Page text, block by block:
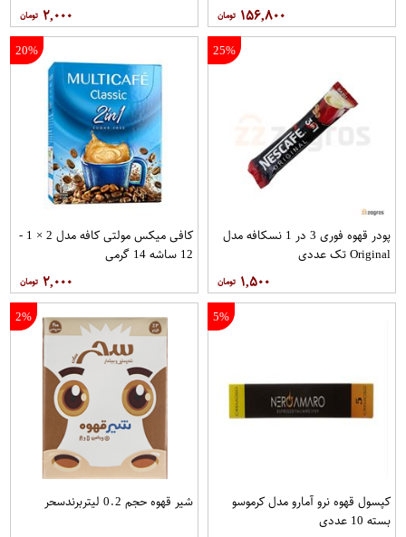
۱۵۶,۸۰۰ ۲,۰۰۰
25%
پودر قهوه فوری 3 در 1 نسکافه مدل
Original تک عددی
۱,۵۰۰
20%
کافی میکس مولتی کافه مدل 2 × 1 -
12 ساشه 14 گرمی
۲,۰۰۰
5%
کپسول قهوه نرو آمارو مدل کرموسو
بسته 10 عددی
2%
شیر قهوه حجم 0.2 لیتربرندسحر